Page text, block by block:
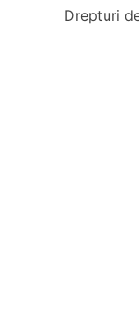
Drepturi